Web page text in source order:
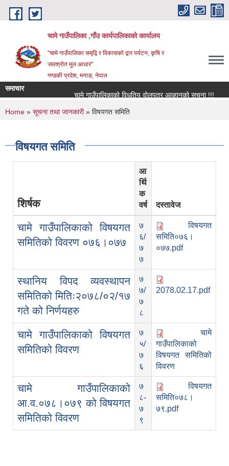
Skip to main content
चामे गाउँपालिका ,गाँउ कार्यपालिकाको कार्यालय
"चामे गाउँपालिका समृद्वि र विकासको द्वार पर्यटन, कृषि र
जलश्रोत मुल आधार"
गण्डकी प्रदेश, मनाङ, नेपाल
समाचार
चामे गाउँपालिकाको विधुतिय वोलपत्र आव्हानको सूचना !!!
You are here
Home » सूचना तथा जानकारी» विषयगत समिति
विषयगत समिति
शिर्षक
आ
र्थि
क
वर्ष
दस्तावेज
चामे गाउँपालिकाको विषयगत
समितिको विवरण ०७६।०७७
७
६/
७
७
विषयगत
समिति०७६।
०७७.pdf
स्थानिय विपद व्यवस्थापन
समितिको मितिः२०७८/०२/१७
गते को निर्णयहरु
७
७/
७
८
2078.02.17.pdf
चामे गाउँपालिकाको विषयगत
समितिको विवरण
७
५/
७
६
चामे
गाउँपालिकाको
विषयगत समितिको
विवरण
चामे गाउँपालिकाको
आ.व.०७८।०७९ को विषयगत
समितिको विवरण
७
८-
७
९
विषयगत
समिति०७८।
७९.pdf